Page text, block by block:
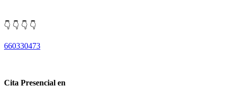
👇 👇 👇 👇
660330473
Cita Presencial en